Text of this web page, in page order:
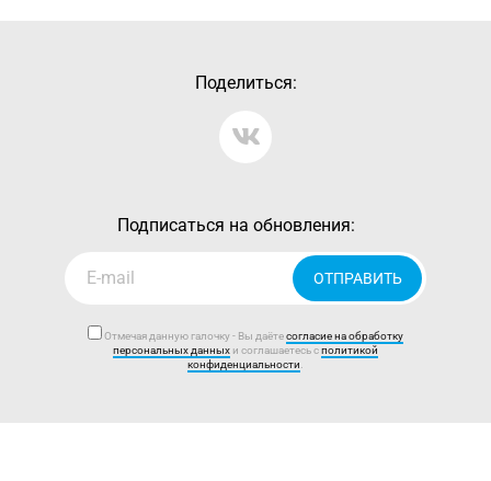
Поделиться:
Подписаться на обновления:
ОТПРАВИТЬ
Отмечая данную галочку - Вы даётесогласие на обработку
персональных данных и соглашаетесь сполитикой
конфиденциальности